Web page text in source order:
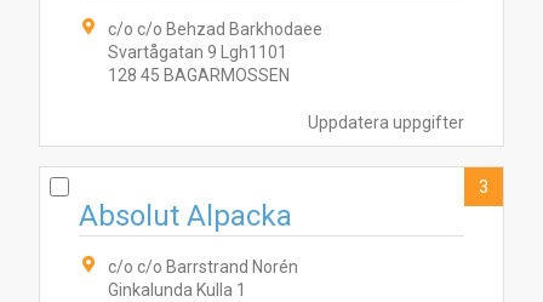
Uppdatera uppgifter
c/o c/o Behzad Barkhodaee
Svartågatan 9 Lgh1101
128 45 BAGARMOSSEN
Absolut Alpacka
c/o c/o Barrstrand Norén
Ginkalunda Kulla 1
3